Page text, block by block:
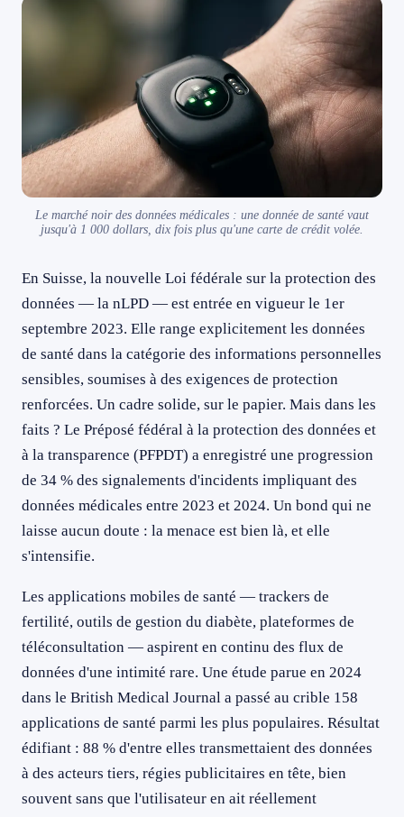
Le marché noir des données médicales : une donnée de santé vaut
jusqu'à 1 000 dollars, dix fois plus qu'une carte de crédit volée.
En Suisse, la nouvelle Loi fédérale sur la protection des
données — la nLPD — est entrée en vigueur le 1er
septembre 2023. Elle range explicitement les données
de santé dans la catégorie des informations personnelles
sensibles, soumises à des exigences de protection
renforcées. Un cadre solide, sur le papier. Mais dans les
faits ? Le Préposé fédéral à la protection des données et
à la transparence (PFPDT) a enregistré une progression
de 34 % des signalements d'incidents impliquant des
données médicales entre 2023 et 2024. Un bond qui ne
laisse aucun doute : la menace est bien là, et elle
s'intensifie.
Les applications mobiles de santé — trackers de
fertilité, outils de gestion du diabète, plateformes de
téléconsultation — aspirent en continu des flux de
données d'une intimité rare. Une étude parue en 2024
dans le British Medical Journal a passé au crible 158
applications de santé parmi les plus populaires. Résultat
édifiant : 88 % d'entre elles transmettaient des données
à des acteurs tiers, régies publicitaires en tête, bien
souvent sans que l'utilisateur en ait réellement